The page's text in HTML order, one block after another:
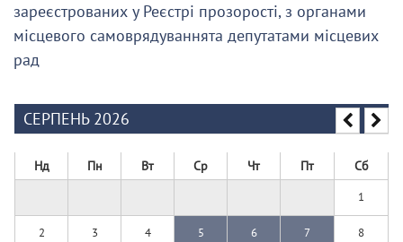
зареєстрованих у Реєстрі прозорості, з органами
місцевого самоврядуваннята депутатами місцевих
рад
СЕРПЕНЬ 2026
Нд Пн Вт Ср Чт Пт Сб
1
2 3 4 5 6 7 8